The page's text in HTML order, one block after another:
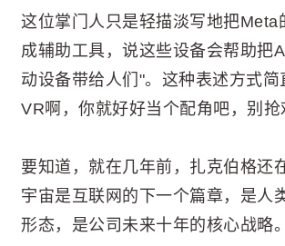
这位掌门人只是轻描淡写地把Meta
成辅助工具，说这些设备会帮助把
动设备带给人们"。这种表述方式简
VR啊，你就好好当个配角吧，别抢
要知道，就在几年前，扎克伯格还
宇宙是互联网的下一个篇章，是人
形态，是公司未来十年的核心战略。